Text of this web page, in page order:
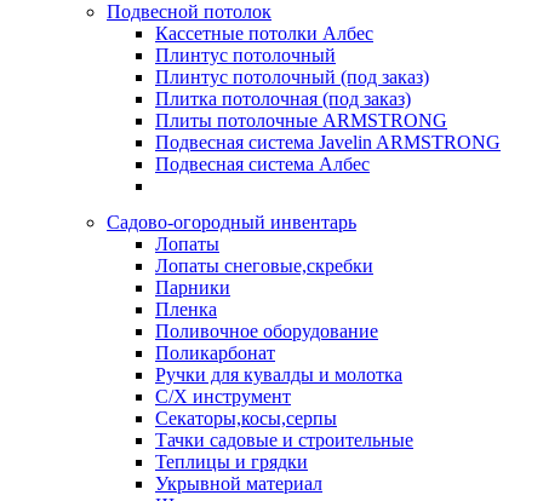
Подвесной потолок
Кассетные потолки Албес
Плинтус потолочный
Плинтус потолочный (под заказ)
Плитка потолочная (под заказ)
Плиты потолочные ARMSTRONG
Подвесная система Javelin ARMSTRONG
Подвесная система Албес
Садово-огородный инвентарь
Лопаты
Лопаты снеговые,скребки
Парники
Пленка
Поливочное оборудование
Поликарбонат
Ручки для кувалды и молотка
С/Х инструмент
Секаторы,косы,серпы
Тачки садовые и строительные
Теплицы и грядки
Укрывной материал